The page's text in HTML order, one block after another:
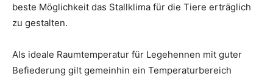
beste Möglichkeit das Stallklima für die Tiere erträglich
zu gestalten.
Als ideale Raumtemperatur für Legehennen mit guter
Befiederung gilt gemeinhin ein Temperaturbereich